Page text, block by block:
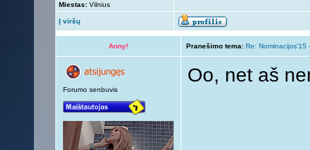
Miestas: Vilnius
Į viršų
Anny! Pranešimo tema: Re: Nominacijos'15
Forumo senbuvis
Oo, net aš